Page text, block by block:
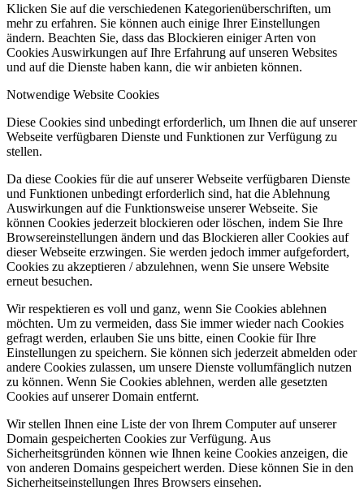
Klicken Sie auf die verschiedenen Kategorienüberschriften, um
mehr zu erfahren. Sie können auch einige Ihrer Einstellungen
ändern. Beachten Sie, dass das Blockieren einiger Arten von
Cookies Auswirkungen auf Ihre Erfahrung auf unseren Websites
und auf die Dienste haben kann, die wir anbieten können.
Notwendige Website Cookies
Diese Cookies sind unbedingt erforderlich, um Ihnen die auf unserer
Webseite verfügbaren Dienste und Funktionen zur Verfügung zu
stellen.
Da diese Cookies für die auf unserer Webseite verfügbaren Dienste
und Funktionen unbedingt erforderlich sind, hat die Ablehnung
Auswirkungen auf die Funktionsweise unserer Webseite. Sie
können Cookies jederzeit blockieren oder löschen, indem Sie Ihre
Browsereinstellungen ändern und das Blockieren aller Cookies auf
dieser Webseite erzwingen. Sie werden jedoch immer aufgefordert,
Cookies zu akzeptieren / abzulehnen, wenn Sie unsere Website
erneut besuchen.
Wir respektieren es voll und ganz, wenn Sie Cookies ablehnen
möchten. Um zu vermeiden, dass Sie immer wieder nach Cookies
gefragt werden, erlauben Sie uns bitte, einen Cookie für Ihre
Einstellungen zu speichern. Sie können sich jederzeit abmelden oder
andere Cookies zulassen, um unsere Dienste vollumfänglich nutzen
zu können. Wenn Sie Cookies ablehnen, werden alle gesetzten
Cookies auf unserer Domain entfernt.
Wir stellen Ihnen eine Liste der von Ihrem Computer auf unserer
Domain gespeicherten Cookies zur Verfügung. Aus
Sicherheitsgründen können wie Ihnen keine Cookies anzeigen, die
von anderen Domains gespeichert werden. Diese können Sie in den
Sicherheitseinstellungen Ihres Browsers einsehen.